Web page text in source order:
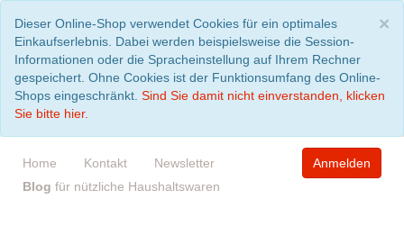
×
Dieser Online-Shop verwendet Cookies für ein optimales
Einkaufserlebnis. Dabei werden beispielsweise die Session-
Informationen oder die Spracheinstellung auf Ihrem Rechner
gespeichert. Ohne Cookies ist der Funktionsumfang des Online-
Shops eingeschränkt. Sind Sie damit nicht einverstanden, klicken
Sie bitte hier.
Home Kontakt
Newsletter
Blog für nützliche Haushaltswaren
Anmelden